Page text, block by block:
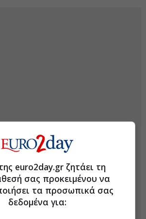
euro2day.gr ζητάει τη
σας προκειμένου να
τα προσωπικά σας
δεδομένα για: